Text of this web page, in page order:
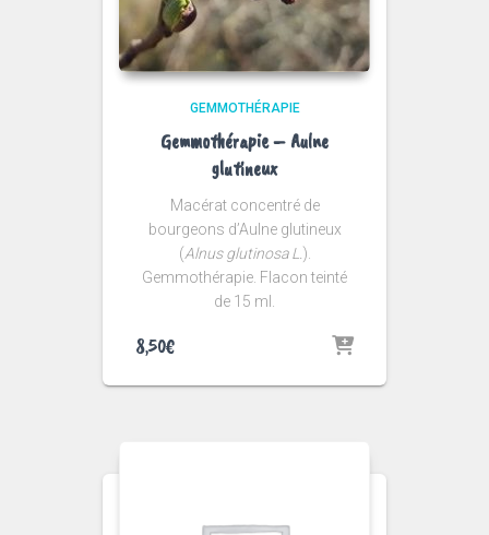
GEMMOTHÉRAPIE
Gemmothérapie – Aulne
glutineux
Macérat concentré de
bourgeons d’Aulne glutineux
(Alnus glutinosa L. ).
Gemmothérapie. Flacon teinté
de 15 ml.
8,50€